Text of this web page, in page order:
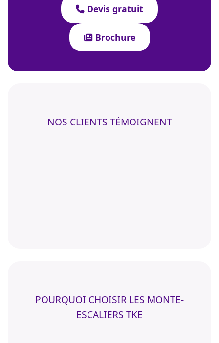
Devis gratuit
Brochure
NOS CLIENTS TÉMOIGNENT
POURQUOI CHOISIR LES MONTE-
ESCALIERS TKE